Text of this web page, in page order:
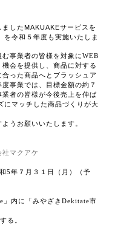
した MAKUAKEサービスを
を令和５年度も実施いたしま
事業者の皆様を対象にWEB
会を提供し、商品に対する
った商品へとブラッシュア
事業では、目標金額の約７
者の皆様が今後売上を伸ば
にマッチした商品づくりが大
うお願いいたします。
マクアケ
5年７月３１日（月）（予
」内に「みやざき Dekitate市
。